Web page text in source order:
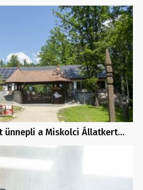
ünnepli a Miskolci Állatkert…